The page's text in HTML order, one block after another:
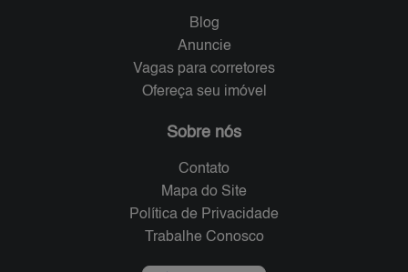
Blog
Anuncie
Vagas para corretores
Ofereça seu imóvel
Sobre nós
Contato
Mapa do Site
Política de Privacidade
Trabalhe Conosco